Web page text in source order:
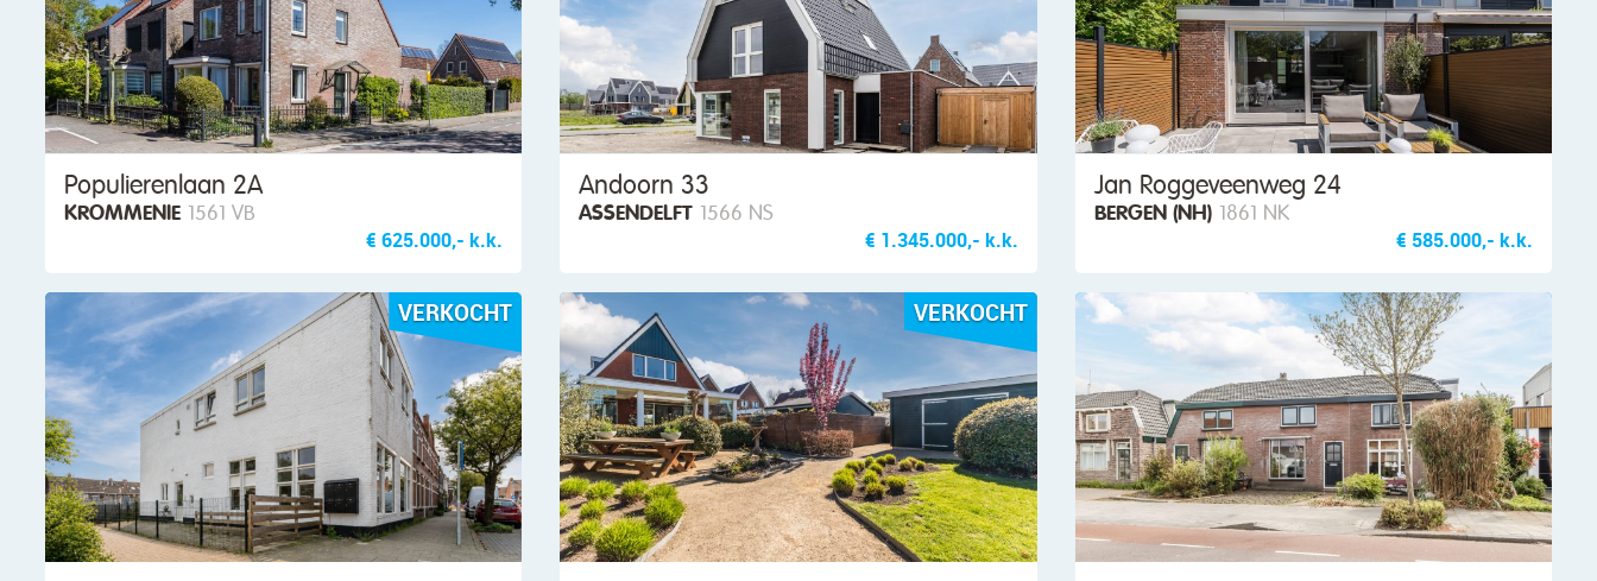
Populierenlaan 2A
KROMMENIE 1561 VB
€ 625.000,- k.k.
Andoorn 33
ASSENDELFT 1566 NS
€ 1.345.000,- k.k.
Jan Roggeveenweg 24
BERGEN (NH) 1861 NK
€ 585.000,- k.k.
VERKOCHT VERKOCHT